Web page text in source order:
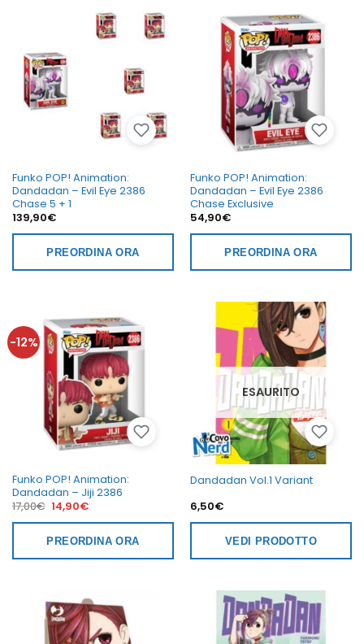
Funko POP! Animation:
Dandadan – Evil Eye 2386
Chase 5 + 1
139,90€
PREORDINA ORA
Funko POP! Animation:
Dandadan – Evil Eye 2386
Chase Exclusive
54,90€
PREORDINA ORA
-12%
Funko POP! Animation:
Dandadan – Jiji 2386
17,00€ Il
prezzo
originale
era:
17,00€.
14,90€Il
attuale
è:
14,90€.
PREORDINA ORA
ESAURITO
Dandadan Vol.1 Variant
6,50€
VEDI PRODOTTO